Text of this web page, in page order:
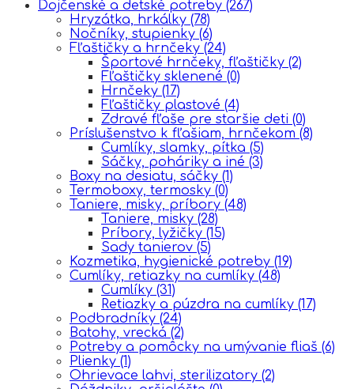
Dojčenské a detské potreby (267)
Hryzátka, hrkálky (78)
Nočníky, stupienky (6)
Fľaštičky a hrnčeky (24)
Športové hrnčeky, fľaštičky (2)
Fľaštičky sklenené (0)
Hrnčeky (17)
Fľaštičky plastové (4)
Zdravé fľaše pre staršie deti (0)
Príslušenstvo k fľašiam, hrnčekom (8)
Cumlíky, slamky, pítka (5)
Sáčky, poháriky a iné (3)
Boxy na desiatu, sáčky (1)
Termoboxy, termosky (0)
Taniere, misky, príbory (48)
Taniere, misky (28)
Príbory, lyžičky (15)
Sady tanierov (5)
Kozmetika, hygienické potreby (19)
Cumlíky, retiazky na cumlíky (48)
Cumlíky (31)
Retiazky a púzdra na cumlíky (17)
Podbradníky (24)
Batohy, vrecká (2)
Potreby a pomôcky na umývanie fliaš (6)
Plienky (1)
Ohrievace lahvi, sterilizatory (2)